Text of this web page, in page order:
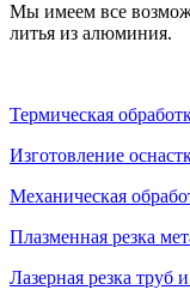
Мы имеем все
литья из алюминия.
Термическая
Изготовление
Механическая
Плазменная резка
Лазерная резка труб